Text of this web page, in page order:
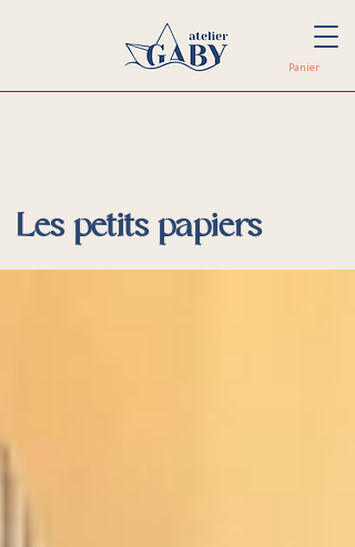
Panier
Les petits papiers